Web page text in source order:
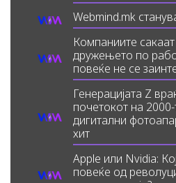
Webmind.mk
Компаниите
дружењето по
повеќе не се
Генерацијата Z
почетокот на
дигитални
хит
Apple или Nvidia:
повеќе од